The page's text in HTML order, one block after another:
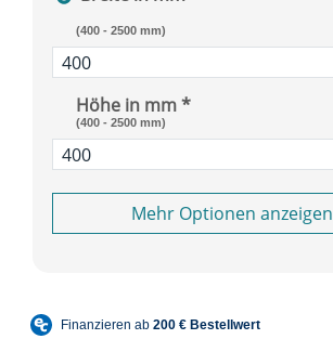
(400 - 2500 mm)
Höhe in mm *
(400 - 2500 mm)
Optionen anzeigen